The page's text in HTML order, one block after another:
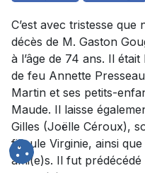
C’est avec tristesse
décès de M. Gaston
à l’âge de 74 ans. Il
de feu Annette
Martin et ses petits-
Maude. Il laisse
Gilles (Joëlle Céroux),
filleule Virginie, ainsi
ami(e)s. Il fut